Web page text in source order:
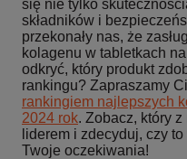
się nie tylko
składników i
przekonały nas, że
kolagenu w tabletkach
odkryć, który produkt
rankingu? Zapraszamy
rankingiem najlepszych
2024 rok. Zobacz, który
liderem i zdecyduj, czy
Twoje oczekiwania!